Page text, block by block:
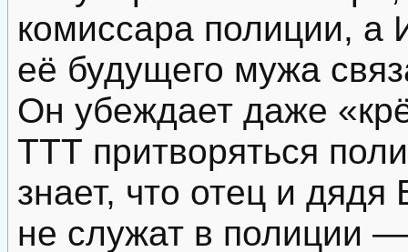
комиссара полиции, а
её будущего мужа
Он убеждает даже
ТTT притворяться
знает, что отец и дядя
не служат в полиции